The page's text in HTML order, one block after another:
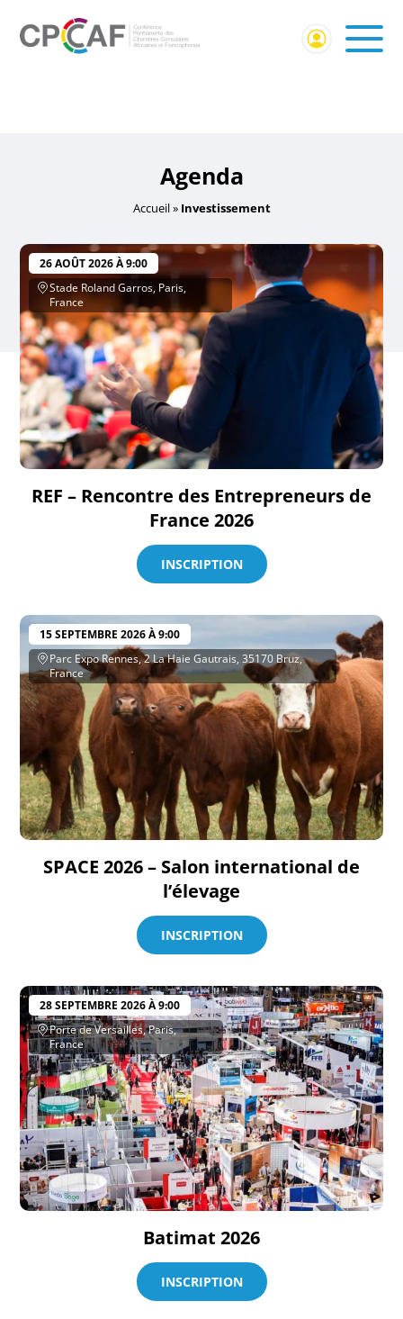
Investissement
Agenda
Accueil» Investissement
26 AOÛT 2026 À 9:00
Stade Roland Garros, Paris,
France
REF – Rencontre des Entrepreneurs de
France 2026
INSCRIPTION
15 SEPTEMBRE 2026 À 9:00
Parc Expo Rennes, 2 La Haie Gautrais, 35170 Bruz,
France
SPACE 2026 – Salon international de
l’élevage
INSCRIPTION
28 SEPTEMBRE 2026 À 9:00
Porte de Versailles, Paris,
France
Batimat 2026
INSCRIPTION